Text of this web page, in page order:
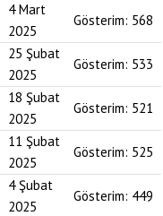
4 Mart
2025
Gösterim: 568
25 Şubat
2025
Gösterim: 533
18 Şubat
2025
Gösterim: 521
11 Şubat
2025
Gösterim: 525
4 Şubat
2025
Gösterim: 449